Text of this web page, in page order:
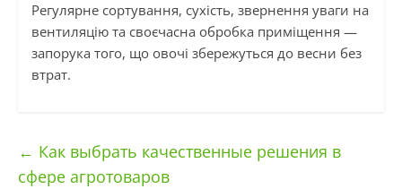
Регулярне сортування, сухість, звернення уваги на
вентиляцію та своєчасна обробка приміщення —
запорука того, що овочі збережуться до весни без
втрат.
← Как выбрать качественные решения в
сфере агротоваров